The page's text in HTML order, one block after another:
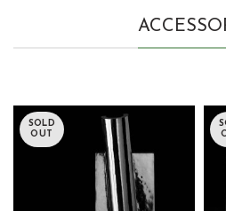
SOLD
OUT